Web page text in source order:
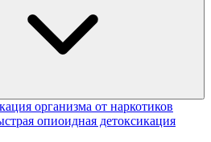
организма от наркотиков
опиоидная детоксикация